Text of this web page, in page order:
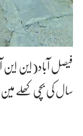
فیصل آباد(این
سال کی بچی کھلے